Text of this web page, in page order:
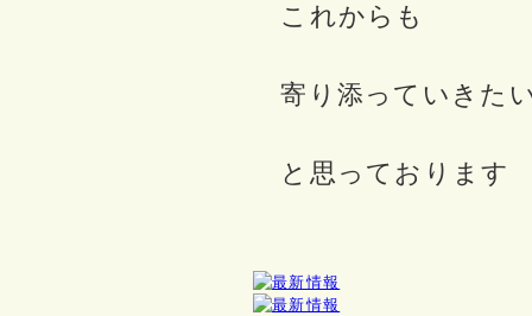
これからも
寄り添っていきた
と思っております